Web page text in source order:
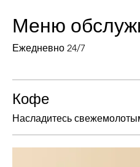
Меню
Ежедневно 24/7
Кофе
Насладитесь